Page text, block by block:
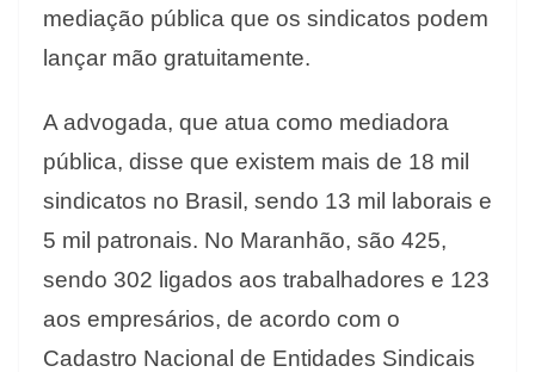
mediação pública que os sindicatos podem
lançar mão gratuitamente.
A advogada, que atua como mediadora
pública, disse que existem mais de 18 mil
sindicatos no Brasil, sendo 13 mil laborais e
5 mil patronais. No Maranhão, são 425,
sendo 302 ligados aos trabalhadores e 123
aos empresários, de acordo com o
Cadastro Nacional de Entidades Sindicais